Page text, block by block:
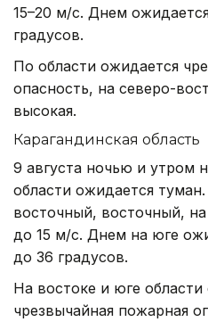
15–20 м/с. Днем
градусов.
По области ожидается
опасность, на северо-
высокая.
Карагандинская область
9 августа ночью и утром
области ожидается
восточный, восточный,
до 15 м/с. Днем на юге
до 36 градусов.
На востоке и юге области
чрезвычайная пожарная